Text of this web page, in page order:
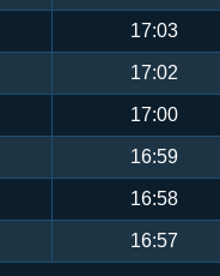
17:03
17:02
17:00
16:59
16:58
16:57